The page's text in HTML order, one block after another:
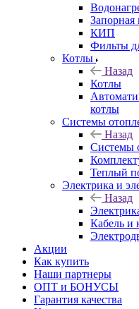
Запорная
КИП
Фильты
Котлы
Назад
Котлы
котлы
Системы
Назад
Системы
Теплый
Электрика и
Назад
Кабель и
Акции
Как купить
Наши партнеры
ОПТ и БОНУСЫ
Гарантия качества